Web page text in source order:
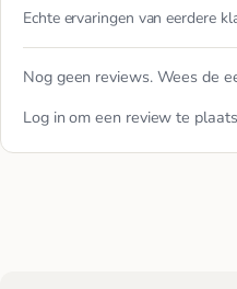
Echte ervaringen van eerdere
Nog geen reviews. Wees de
Log in om een review te